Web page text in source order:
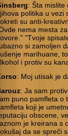
: Šta mislite
politika u
su anti-
nema mesta
"Tvoje
si zamoljen
marihuane,
i protiv su
: Moj utisak je
: Ja sam
puno pamfleta o
koji je
obscene,
je kreirana s
da se spreči